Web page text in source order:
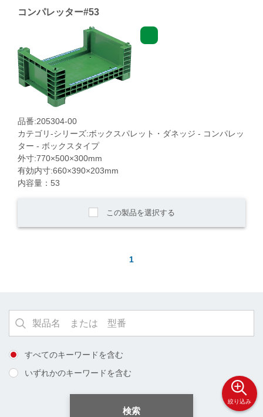
絞り込み
コンパレッター#53
品番:205304-00
カテゴリ-シリーズ:ボックスパレット・ダネッジ - コンパレッ
ター - ボックスタイプ
外寸:770×500×300mm
有効内寸:660×390×203mm
内容量：53
この製品を選択する
1
すべてのキーワードを含む
いずれかのキーワードを含む